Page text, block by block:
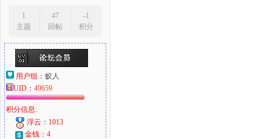
1
主题
47
回帖
-1
积分
用户组： 蚁人
UID： 49659
积分信息:
浮云：1013
金钱：4